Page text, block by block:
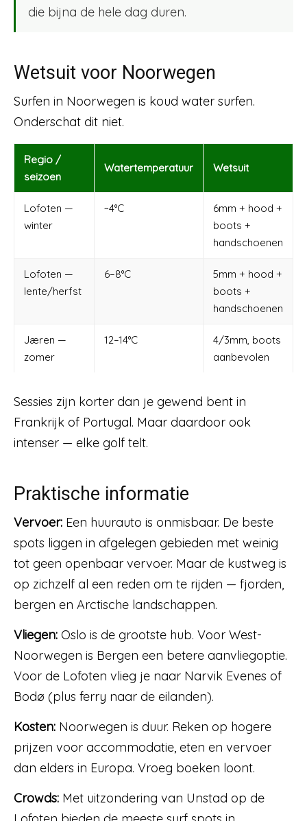
die bijna de hele dag duren.
Wetsuit voor Noorwegen
Surfen in Noorwegen is koud water surfen.
Onderschat dit niet.
Regio /
seizoen
Watertemperatuur Wetsuit
Lofoten —
winter
~4°C
6mm + hood +
boots +
handschoenen
Lofoten —
lente/herfst
6–8°C
5mm + hood +
boots +
handschoenen
Jæren —
zomer
12–14°C
4/3mm, boots
aanbevolen
Sessies zijn korter dan je gewend bent in
Frankrijk of Portugal. Maar daardoor ook
intenser — elke golf telt.
Praktische informatie
Vervoer: Een huurauto is onmisbaar. De beste
spots liggen in afgelegen gebieden met weinig
tot geen openbaar vervoer. Maar de kustweg is
op zichzelf al een reden om te rijden — fjorden,
bergen en Arctische landschappen.
Vliegen: Oslo is de grootste hub. Voor West-
Noorwegen is Bergen een betere aanvliegoptie.
Voor de Lofoten vlieg je naar Narvik Evenes of
Bodø (plus ferry naar de eilanden).
Kosten: Noorwegen is duur. Reken op hogere
prijzen voor accommodatie, eten en vervoer
dan elders in Europa. Vroeg boeken loont.
Crowds: Met uitzondering van Unstad op de